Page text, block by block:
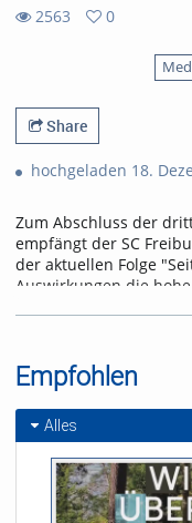
2563
0
Share
hochgeladen 18.
Zum Abschluss der
empfängt der SC
der aktuellen Folge
Auswirkungen die
warum ein Freiburger
Weihnachtswunder
Referent/in:
Andreas Nagel
Empfohlen
Alles